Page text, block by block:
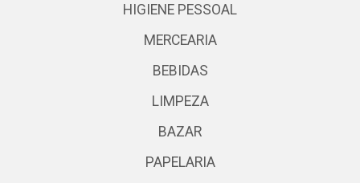
HIGIENE PESSOAL
MERCEARIA
BEBIDAS
LIMPEZA
BAZAR
PAPELARIA